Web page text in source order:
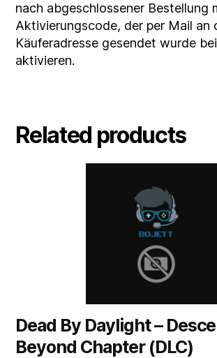
nach abgeschlossener Bestellung
Aktivierungscode, der per Mail an
Käuferadresse gesendet wurde bei
aktivieren.
Related products
Dead By Daylight –
Beyond Chapter (DLC)